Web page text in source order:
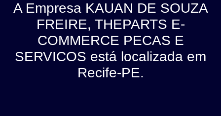
A Empresa KAUAN DE SOUZA
FREIRE, THEPARTS E-
COMMERCE PECAS E
SERVICOS está localizada em
Recife-PE.